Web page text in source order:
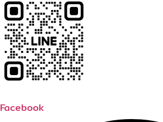
Facebook